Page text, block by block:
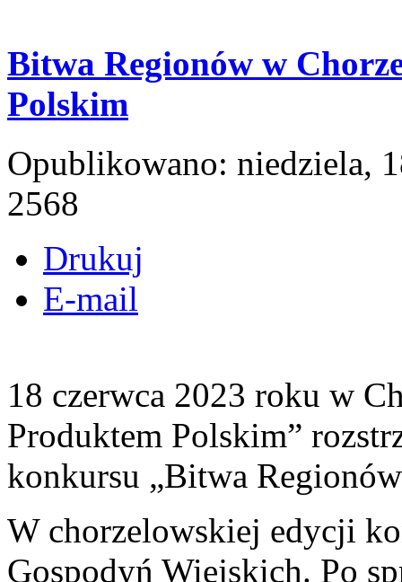
Bitwa Regionów w
Polskim
Opublikowano: niedziela,
2568
Drukuj
E-mail
18 czerwca 2023 roku w
Produktem Polskim”
konkursu „Bitwa
W chorzelowskiej edycji
Gospodyń Wiejskich. Po